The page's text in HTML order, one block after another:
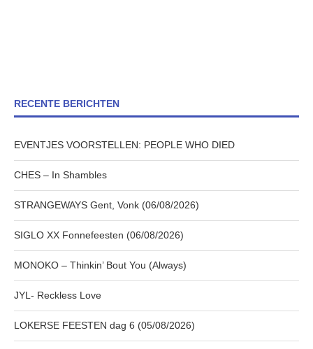
RECENTE BERICHTEN
EVENTJES VOORSTELLEN: PEOPLE WHO DIED
CHES – In Shambles
STRANGEWAYS Gent, Vonk (06/08/2026)
SIGLO XX Fonnefeesten (06/08/2026)
MONOKO – Thinkin’ Bout You (Always)
JYL- Reckless Love
LOKERSE FEESTEN dag 6 (05/08/2026)